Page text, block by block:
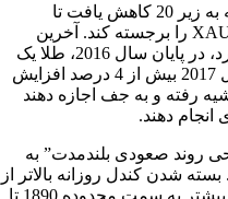
شاخص RSI در نمودار روزانه این هفته به زیر 20 کاهش یافت تا
شرایط فروش بیش از حد برای XAUUSD را برجسته کند. آخرین
باری که RSI به زیر این سطح نزول کرد، در پایان سال 2016، طلا یک
جهش مجدد داشت و در هفته اول سال 2017 بیش از 4 درصد افزایش
رفته و به جف اجازه دهند
دهند.
“فیبوناچی 50% اصلاحی روند صعودی بلندمدت” به
شدن کندل روزانه بالاتر از
این آستانه می‌تواند راه را برای افایش بیشتر به سمت محدوده 1890 تا